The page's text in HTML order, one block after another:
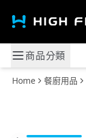
商品分類
Home 餐廚用品